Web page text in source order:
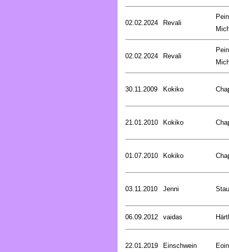
02.02.2024 Revali
02.02.2024 Revali
30.11.2009 Kokiko
21.01.2010 Kokiko
01.07.2010 Kokiko
03.11.2010 Jenni
06.09.2012 vaidas
22.01.2019 Einschwein